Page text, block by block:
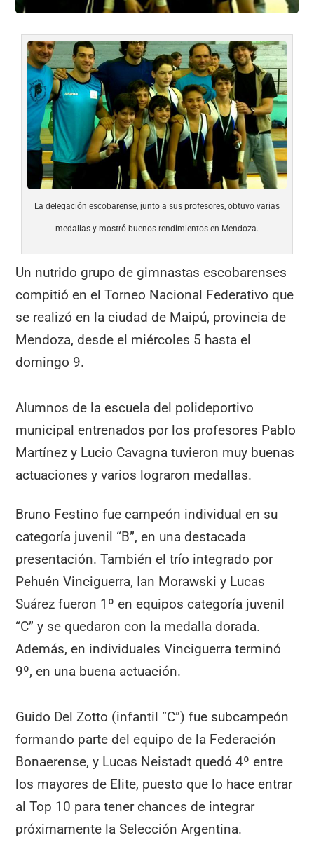
La delegación escobarense, junto a sus profesores, obtuvo varias
medallas y mostró buenos rendimientos en Mendoza.
Un nutrido grupo de gimnastas escobarenses
compitió en el Torneo Nacional Federativo que
se realizó en la ciudad de Maipú, provincia de
Mendoza, desde el miércoles 5 hasta el
domingo 9.
Alumnos de la escuela del polideportivo
municipal entrenados por los profesores Pablo
Martínez y Lucio Cavagna tuvieron muy buenas
actuaciones y varios lograron medallas.
Bruno Festino fue campeón individual en su
categoría juvenil “B”, en una destacada
presentación. También el trío integrado por
Pehuén Vinciguerra, Ian Morawski y Lucas
Suárez fueron 1º en equipos categoría juvenil
“C” y se quedaron con la medalla dorada.
Además, en individuales Vinciguerra terminó
9º, en una buena actuación.
Guido Del Zotto (infantil “C”) fue subcampeón
formando parte del equipo de la Federación
Bonaerense, y Lucas Neistadt quedó 4º entre
los mayores de Elite, puesto que lo hace entrar
al Top 10 para tener chances de integrar
próximamente la Selección Argentina.